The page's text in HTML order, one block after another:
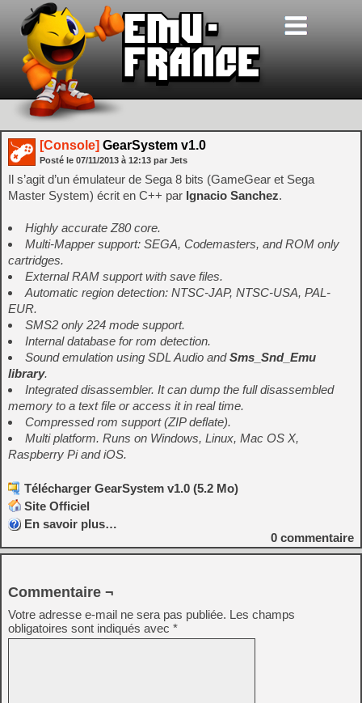
[Console] GearSystem v1.0
Posté le 07/11/2013 à 12:13 par Jets
Il s’agit d’un émulateur de Sega 8 bits (GameGear et Sega
Master System) écrit en C++ par Ignacio Sanchez.
Highly accurate Z80 core.
Multi-Mapper support: SEGA, Codemasters, and ROM only
cartridges.
External RAM support with save files.
Automatic region detection: NTSC-JAP, NTSC-USA, PAL-
EUR.
SMS2 only 224 mode support.
Internal database for rom detection.
Sound emulation using SDL Audio andSms_Snd_Emu
library.
Integrated disassembler. It can dump the full disassembled
memory to a text file or access it in real time.
Compressed rom support (ZIP deflate).
Multi platform. Runs on Windows, Linux, Mac OS X,
Raspberry Pi and iOS.
Télécharger GearSystem v1.0 (5.2 Mo)
Site Officiel
En savoir plus…
0 commentaire
Commentaire ¬
Votre adresse e-mail ne sera pas publiée. Les champs
obligatoires sont indiqués avec *